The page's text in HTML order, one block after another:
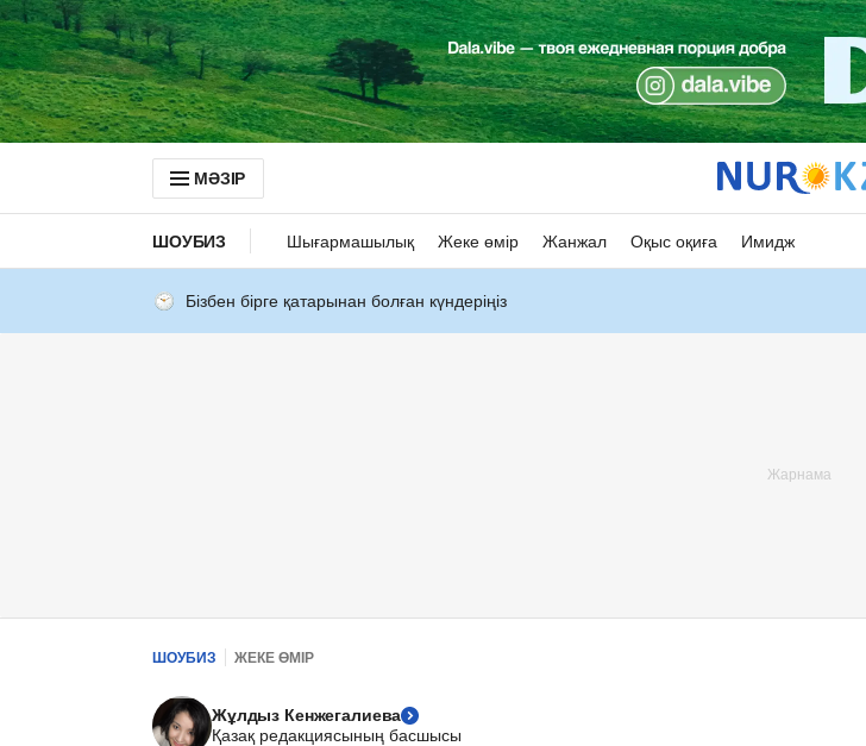
МӘЗІР
ШОУБИЗ Шығармашылық Жеке өмір Жанжал Оқыс оқиға Имидж
Бізбен бірге қатарынан болған күндеріңіз
ШОУБИЗ ЖЕКЕ ӨМІР
Жұлдыз Кенжегалиева
Қазақ редакциясының басшысы